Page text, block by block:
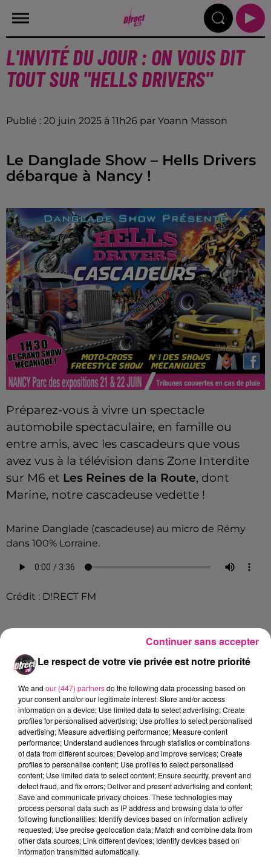
L'INVITÉ DU JOUR : ON VOUS DIT
TOUT SUR "HELLS DRIVERS"
Publié : 20 juin 2025 à 11h26 par Yoann Masson
Le Danglade Show – Hells Drivers
débarque à Nancy !
Préparez-vous à vivre un spectacle
automobile spectaculaire, en famille ou
entre amis, avec les cascadeurs que vous
avez vus à la télévision dans Zone Interdite
sur M6 et Les Reines de la Route, dont
Marine, notre cascadeuse vedette !
Marine Danglade (cascadeuse) au micro de Rémy
dans 100% Lorraine.
Crédit : D!RECT FM
Parc des Expositions de Vandoeuvre-lès-
Samedi 21 & dimanche 22 juin à 14h30
Billets en vente sur place, 2h avant le show
Cet élément est masqué compte-tenu du refus
du dépôt de cookies que vous avez exprimé. Si
vous souhaitez l'afficher, merci de nous donner
votre accord en cliquant sur le bouton ci-
dessous.
Afficher l'élément
Le respect de votre vie privée est notre priorité
We and our (447) partnersdo the following data processing based on
your consent and/or our legitimate interest: Store and/or access
information on a device; Use limited data to select advertising; Create
profiles for personalised advertising; Use profiles to select personalised
advertising; Measure advertising performance; Measure content
performance; Understand audiences through statistics or combinations
of data from different sources; Develop and improve services; Create
profiles to personalise content; Use profiles to select personalised
content; Use limited data to select content; Ensure security, prevent and
detect fraud, and fix errors; Deliver and present advertising and content;
Save and communicate privacy choices. These technologies may
process personal data such as IP address and browsing data to offer
following functionalities: Identify devices based on information actively
requested; Use precise geolocation data; Match and combine data from
other data sources; Link different devices; Identify devices based on
information transmitted automatically.
Continuer sans accepter